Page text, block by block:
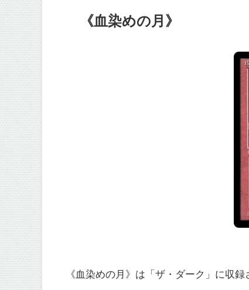
《血染めの月》
《血染めの月》は「ザ・ダーク」に収録